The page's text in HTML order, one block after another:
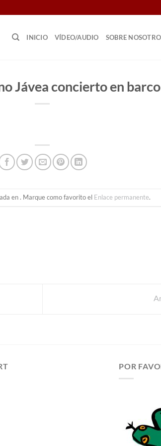
INICIO VÍDEO/AUDIO SOBRE
Jávea concierto en barco
en . Marque como favorito el Enlace permanente.
POR